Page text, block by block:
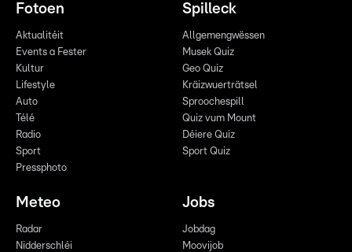
Fotoen
Aktualitéit
Events a Fester
Kultur
Lifestyle
Auto
Télé
Radio
Sport
Pressphoto
Spilleck
Allgemengwëssen
Musek Quiz
Geo Quiz
Kräizwuerträtsel
Sproochespill
Quiz vum Mount
Déiere Quiz
Sport Quiz
Meteo
Radar
Nidderschléi
Jobs
Jobdag
Moovijob